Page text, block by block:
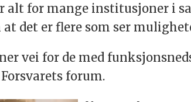
alt for mange institusjoner i
det er flere som ser
vei for de med
forum.